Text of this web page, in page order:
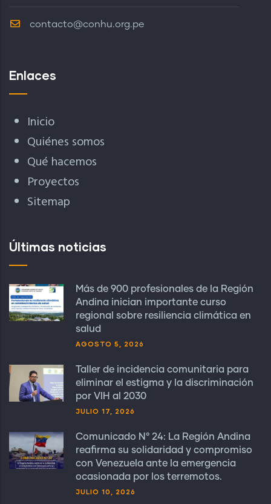
contacto@conhu.org.pe
Enlaces
Inicio
Quiénes somos
Qué hacemos
Proyectos
Sitemap
Últimas noticias
Más de 900 profesionales de la Región
Andina inician importante curso
regional sobre resiliencia climática en
salud
AGOSTO 5, 2026
Taller de incidencia comunitaria para
eliminar el estigma y la discriminación
por VIH al 2030
JULIO 17, 2026
Comunicado N° 24: La Región Andina
reafirma su solidaridad y compromiso
con Venezuela ante la emergencia
ocasionada por los terremotos.
JULIO 10, 2026